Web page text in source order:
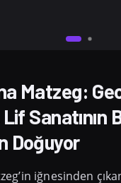
Matzeg:
Sanatının
Doğuyor
iğnesinden